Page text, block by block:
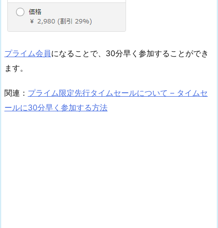
プライム会員になることで、30分早く参加することができ
ます。
関連： プライム限定先行タイムセールについて – タイムセ
ールに30分早く参加する方法